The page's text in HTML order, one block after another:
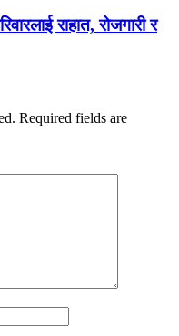
राहात, रोजगारी र
Required fields are